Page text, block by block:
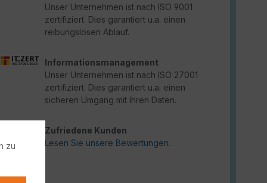
Unser Unternehmen ist nach ISO 9001
zertifiziert. Dies garantiert u.a. einen
reibungslosen Ablauf.
Informationsmanagement
Unser Unternehmen ist nach ISO 27001
zertifiziert. Dies garantiert u.a. einen
sicheren Umgang mit Ihren Daten.
Zufriedene Kunden
Lesen Sie unsere Bewertungen.
zu